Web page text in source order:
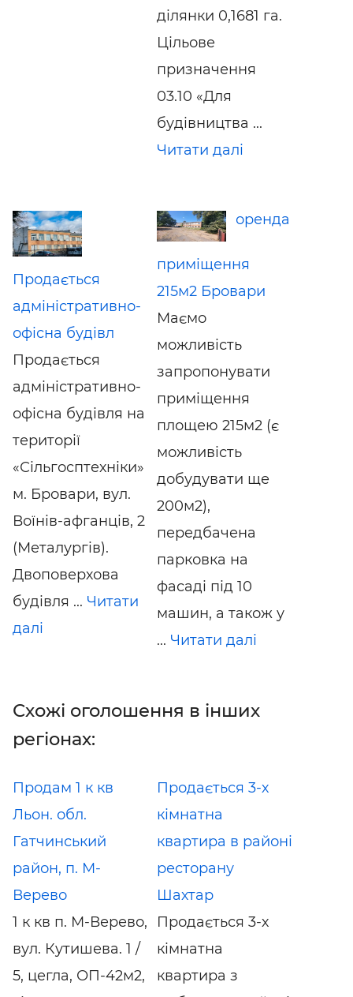
ділянки 0,1681 га.
Цільове
призначення
03.10 «Для
будівництва ...
Читати далі
Продається
адміністративно-
офісна будівл
Продається
адміністративно-
офісна будівля на
території
«Сільгосптехніки»
м. Бровари, вул.
Воїнів-афганців, 2
(Металургів).
Двоповерхова
будівля ... Читати
далі
оренда
приміщення
215м2 Бровари
Маємо
можливість
запропонувати
приміщення
площею 215м2 (є
можливість
добудувати ще
200м2),
передбачена
парковка на
фасаді під 10
машин, а також у
... Читати далі
Схожі оголошення в інших
регіонах:
Продам 1 к кв
Льон. обл.
Гатчинський
район, п. М-
Верево
1 к кв п. М-Верево,
вул. Кутишева. 1 /
5, цегла, ОП-42м2,
Продається 3-х
кімнатна
квартира в районі
ресторану
Шахтар
Продається 3-х
кімнатна
квартира з